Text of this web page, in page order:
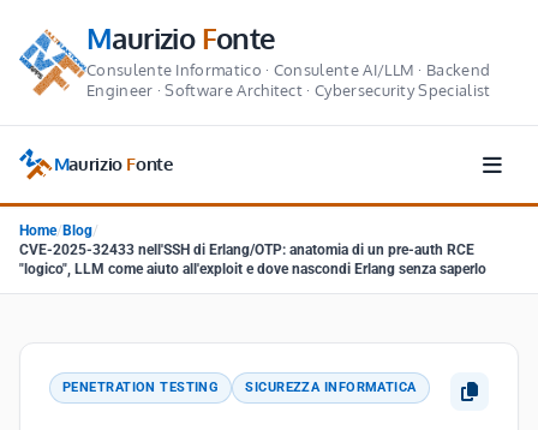
MaurizioFonte
Consulente Informatico · Consulente AI/LLM · Backend
Engineer · Software Architect · Cybersecurity Specialist
Maurizio Fonte
Home/ Blog/
CVE-2025-32433 nell'SSH di Erlang/OTP: anatomia di un pre-auth RCE
"logico", LLM come aiuto all'exploit e dove nascondi Erlang senza saperlo
PENETRATION TESTING SICUREZZA INFORMATICA